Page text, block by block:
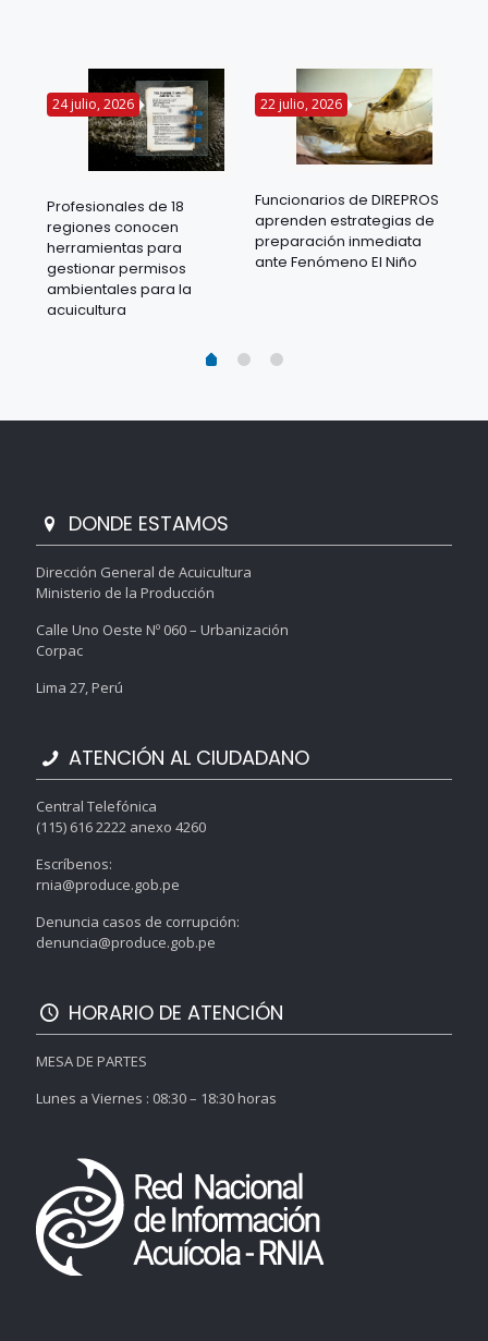
24 julio, 2026
Profesionales de 18
regiones conocen
herramientas para
gestionar permisos
ambientales para la
acuicultura
22 julio, 2026
Funcionarios de DIREPROS
aprenden estrategias de
preparación inmediata
ante Fenómeno El Niño
DONDE ESTAMOS
Dirección General de Acuicultura
Ministerio de la Producción
Calle Uno Oeste Nº 060 – Urbanización
Corpac
Lima 27, Perú
ATENCIÓN AL CIUDADANO
Central Telefónica
(115) 616 2222 anexo 4260
Escríbenos:
rnia@produce.gob.pe
Denuncia casos de corrupción:
denuncia@produce.gob.pe
HORARIO DE ATENCIÓN
MESA DE PARTES
Lunes a Viernes : 08:30 – 18:30 horas